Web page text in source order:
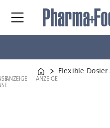
Home
Flexible-
ANZEIGE ANZEIGE